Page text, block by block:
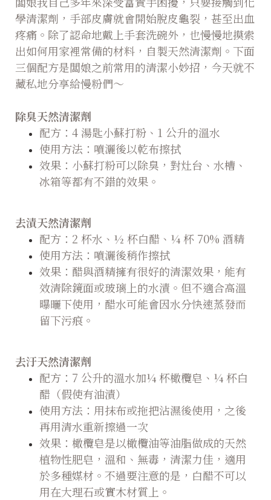
學清潔劑，手部皮膚就會開始脫皮龜裂，甚至出血
疼痛。除了認命地戴上手套洗碗外，也慢慢地摸索
出如何用家裡常備的材料，自製天然清潔劑。下面
三個配方是闆娘之前常用的清潔小妙招，今天就不
藏私地分享給慢粉們～
除臭天然清潔劑
配方：4 湯匙小蘇打粉、1 公升的溫水
使用方法：噴灑後以乾布擦拭
效果：小蘇打粉可以除臭，對灶台、水槽、
冰箱等都有不錯的效果。
去漬天然清潔劑
配方：2 杯水、½ 杯白醋、¼ 杯 70% 酒精
使用方法：噴灑後稍作擦拭
效果：醋與酒精擁有很好的清潔效果，能有
效清除鏡面或玻璃上的水漬。但不適合高溫
曝曬下使用，醋水可能會因水分快速蒸發而
留下污痕。
去汙天然清潔劑
配方：7 公升的溫水加¼ 杯橄欖皂、¼ 杯白
醋（假使有油漬）
使用方法：用抹布或拖把沾濕後使用，之後
再用清水重新擦過一次
效果：橄欖皂是以橄欖油等油脂做成的天然
植物性肥皂，溫和、無毒，清潔力佳，適用
於多種媒材。不過要注意的是，白醋不可以
用在大理石或實木材質上。